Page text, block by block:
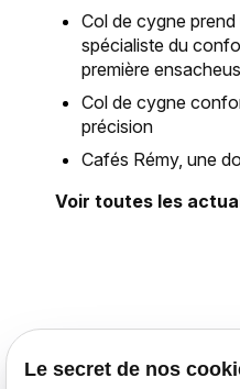
Col de cygne
spécialiste du
première
Col de cygne
précision
Cafés Rémy, une
Voir toutes les
fabricant de
Le secret de nos